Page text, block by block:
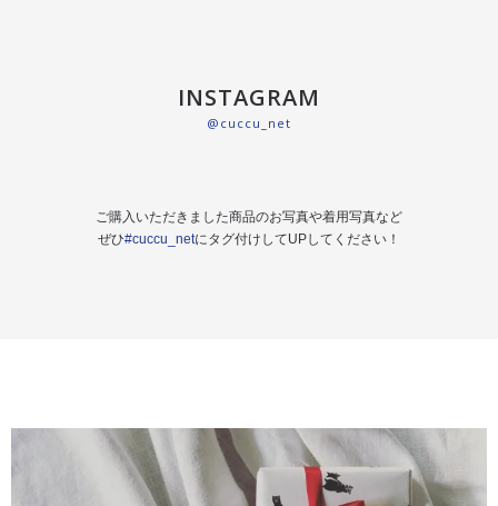
INSTAGRAM
@cuccu_net
ご購入いただきました商品のお写真や着用写真など
ぜひ#cuccu_netにタグ付けしてUPしてください！